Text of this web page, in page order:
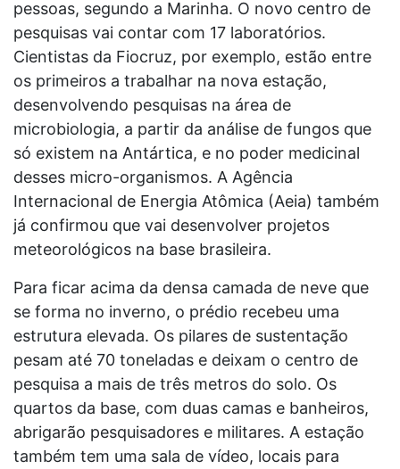
pessoas, segundo a Marinha. O novo centro de
pesquisas vai contar com 17 laboratórios.
Cientistas da Fiocruz, por exemplo, estão entre
os primeiros a trabalhar na nova estação,
desenvolvendo pesquisas na área de
microbiologia, a partir da análise de fungos que
só existem na Antártica, e no poder medicinal
desses micro-organismos. A Agência
Internacional de Energia Atômica (Aeia) também
já confirmou que vai desenvolver projetos
meteorológicos na base brasileira.
Para ficar acima da densa camada de neve que
se forma no inverno, o prédio recebeu uma
estrutura elevada. Os pilares de sustentação
pesam até 70 toneladas e deixam o centro de
pesquisa a mais de três metros do solo. Os
quartos da base, com duas camas e banheiros,
abrigarão pesquisadores e militares. A estação
também tem uma sala de vídeo, locais para